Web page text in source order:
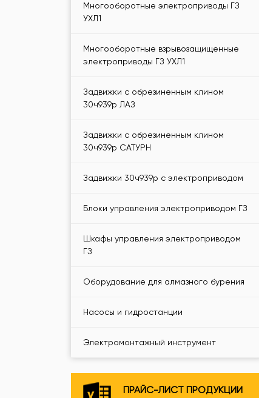
Многооборотные электроприводы ГЗ
УХЛ1
Многооборотные взрывозащищенные
электроприводы ГЗ УХЛ1
Задвижки с обрезиненным клином
30ч939р ЛАЗ
Задвижки с обрезиненным клином
30ч939р САТУРН
Задвижки 30ч939р с электроприводом
Блоки управления электроприводом ГЗ
Шкафы управления электроприводом
ГЗ
Оборудование для алмазного бурения
Насосы и гидростанции
Электромонтажный инструмент
ПРАЙС-ЛИСТ ПРОДУКЦИИ